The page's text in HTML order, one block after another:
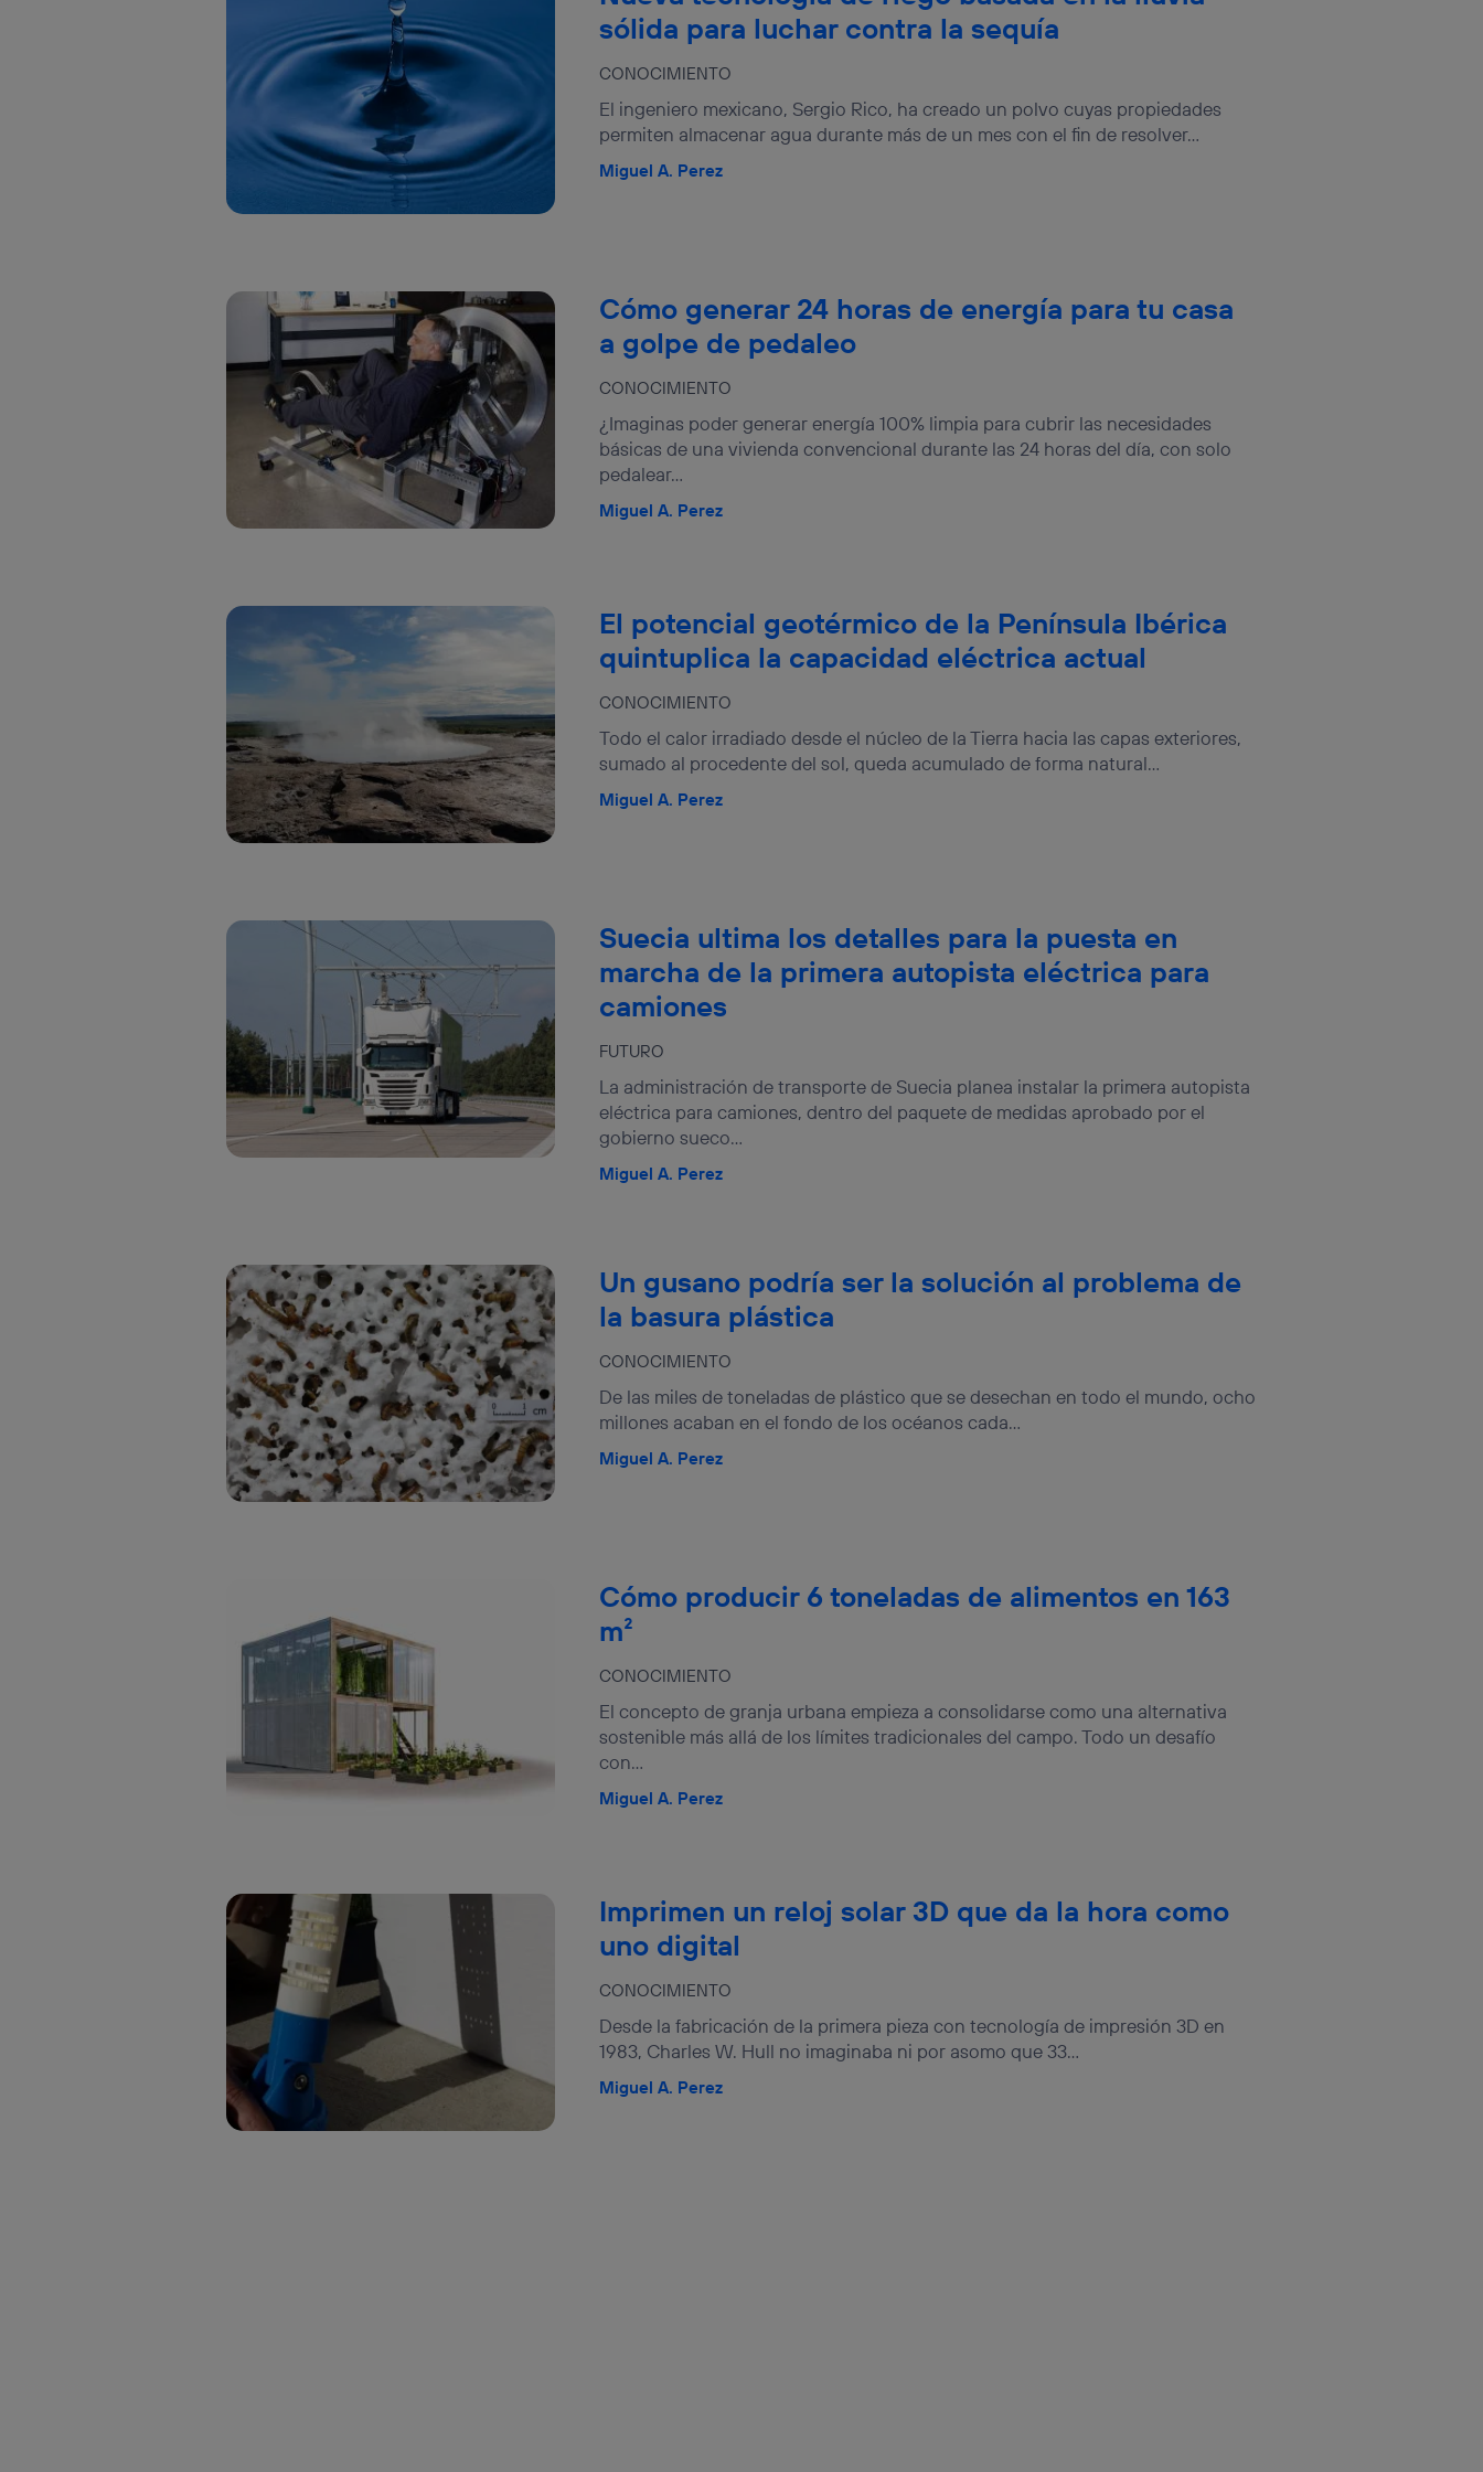
CONOCIMIENTO
sólida para luchar contra la sequía
El ingeniero mexicano, Sergio Rico, ha creado un polvo cuyas propiedades
permiten almacenar agua durante más de un mes con el fin de resolver...
Miguel A. Perez
CONOCIMIENTO
Cómo generar 24 horas de energía para tu casa
a golpe de pedaleo
¿Imaginas poder generar energía 100% limpia para cubrir las necesidades
básicas de una vivienda convencional durante las 24 horas del día, con solo
pedalear...
Miguel A. Perez
CONOCIMIENTO
El potencial geotérmico de la Península Ibérica
quintuplica la capacidad eléctrica actual
Todo el calor irradiado desde el núcleo de la Tierra hacia las capas exteriores,
sumado al procedente del sol, queda acumulado de forma natural...
Miguel A. Perez
FUTURO
Suecia ultima los detalles para la puesta en
marcha de la primera autopista eléctrica para
camiones
La administración de transporte de Suecia planea instalar la primera autopista
eléctrica para camiones, dentro del paquete de medidas aprobado por el
gobierno sueco...
Miguel A. Perez
CONOCIMIENTO
Un gusano podría ser la solución al problema de
la basura plástica
De las miles de toneladas de plástico que se desechan en todo el mundo, ocho
millones acaban en el fondo de los océanos cada...
Miguel A. Perez
CONOCIMIENTO
Cómo producir 6 toneladas de alimentos en 163
m²
El concepto de granja urbana empieza a consolidarse como una alternativa
sostenible más allá de los límites tradicionales del campo. Todo un desafío
con...
Miguel A. Perez
CONOCIMIENTO
Imprimen un reloj solar 3D que da la hora como
uno digital
Desde la fabricación de la primera pieza con tecnología de impresión 3D en
1983, Charles W. Hull no imaginaba ni por asomo que 33...
Miguel A. Perez